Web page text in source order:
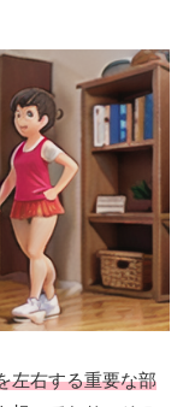
左右する重要な部